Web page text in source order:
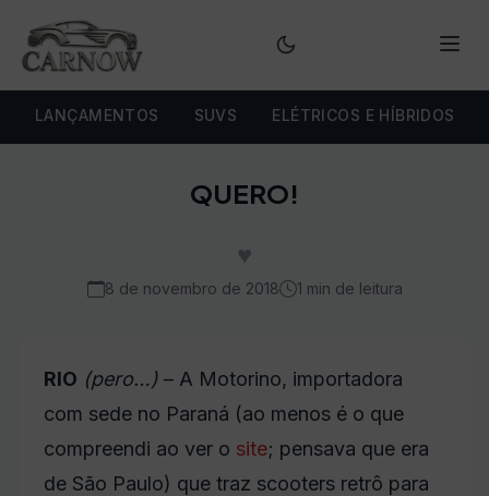
LANÇAMENTOS SUVS ELÉTRICOS E HÍBRIDOS
QUERO!
♥
8 de novembro de 2018 1 min de leitura
RIO (pero…) – A Motorino, importadora
com sede no Paraná (ao menos é o que
compreendi ao ver o site; pensava que era
de São Paulo) que traz scooters retrô para